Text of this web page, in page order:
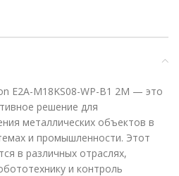
E2A-M18KS08-WP-B1 2M — это
решение для
металлических объектов в
и промышленности. Этот
в различных отраслях,
и контроль